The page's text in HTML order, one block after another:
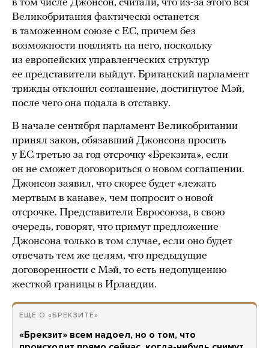
в том числе Джонсон, считали, что из-за этого вся
Великобритания фактически останется
в таможенном союзе с ЕС, причем без
возможности повлиять на него, поскольку
из европейских управленческих структур
ее представители выйдут. Британский парламент
трижды отклонил соглашение, достигнутое Мэй,
после чего она подала в отставку.
В начале сентября парламент Великобритании
принял закон, обязавший Джонсона просить
у ЕС третью за год отсрочку «Брекзита», если
он не сможет договориться о новом соглашении.
Джонсон заявил, что скорее будет «лежать
мертвым в канаве», чем попросит о новой
отсрочке. Представители Евросоюза, в свою
очередь, говорят, что примут предложение
Джонсона только в том случае, если оно будет
отвечать тем же целям, что предыдущие
договоренности с Мэй, то есть недопущению
жесткой границы в Ирландии.
ЕЩЕ О «БРЕКЗИТЕ»
«Брекзит» всем надоел, но о том, что